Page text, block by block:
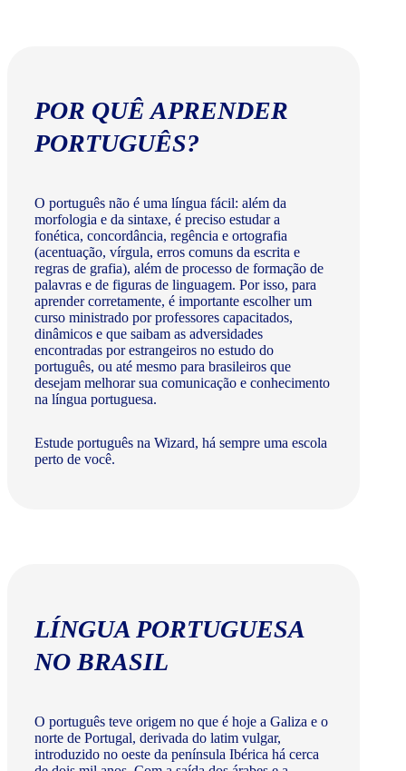
POR QUÊ APRENDER
PORTUGUÊS?
O português não é uma língua fácil: além da
morfologia e da sintaxe, é preciso estudar a
fonética, concordância, regência e ortografia
(acentuação, vírgula, erros comuns da escrita e
regras de grafia), além de processo de formação de
palavras e de figuras de linguagem. Por isso, para
aprender corretamente, é importante escolher um
curso ministrado por professores capacitados,
dinâmicos e que saibam as adversidades
encontradas por estrangeiros no estudo do
português, ou até mesmo para brasileiros que
desejam melhorar sua comunicação e conhecimento
na língua portuguesa.
Estude português na Wizard, há sempre uma escola
perto de você.
LÍNGUA PORTUGUESA
NO BRASIL
O português teve origem no que é hoje a Galiza e o
norte de Portugal, derivada do latim vulgar,
introduzido no oeste da península Ibérica há cerca